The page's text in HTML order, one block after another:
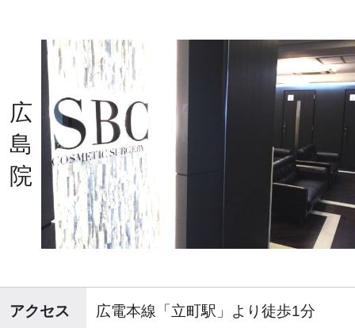
広
島
院
アクセス 広電本線「立町駅」より徒歩1分